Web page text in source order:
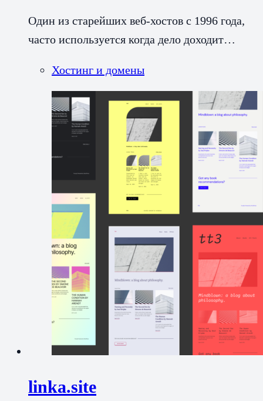
Один из старейших веб-хостов с 1996 года,
часто используется когда дело доходит…
Хостинг и домены
linka.site